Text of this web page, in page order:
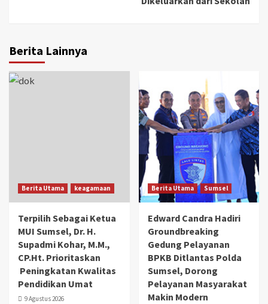
Berita Lainnya
Berita Utama keagamaan
Terpilih Sebagai Ketua
MUI Sumsel, Dr. H.
Supadmi Kohar, M.M.,
CP.Ht. Prioritaskan
Peningkatan Kwalitas
Pendidikan Umat
9 Agustus 2026
Berita Utama Sumsel
Edward Candra Hadiri
Groundbreaking
Gedung Pelayanan
BPKB Ditlantas Polda
Sumsel, Dorong
Pelayanan Masyarakat
Makin Modern